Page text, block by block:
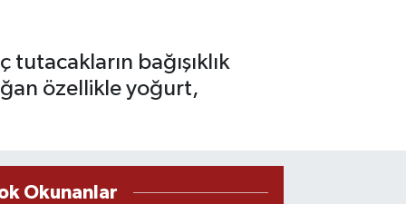
bağışıklık
özellikle yoğurt,
Okunanlar